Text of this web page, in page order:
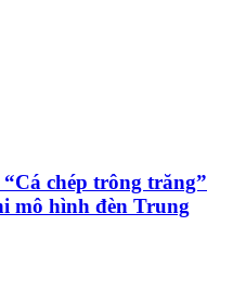
chép trông trăng”
mô hình đèn Trung